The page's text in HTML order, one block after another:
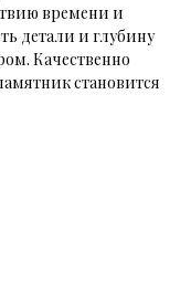
времени и
детали и глубину
Качественно
становится